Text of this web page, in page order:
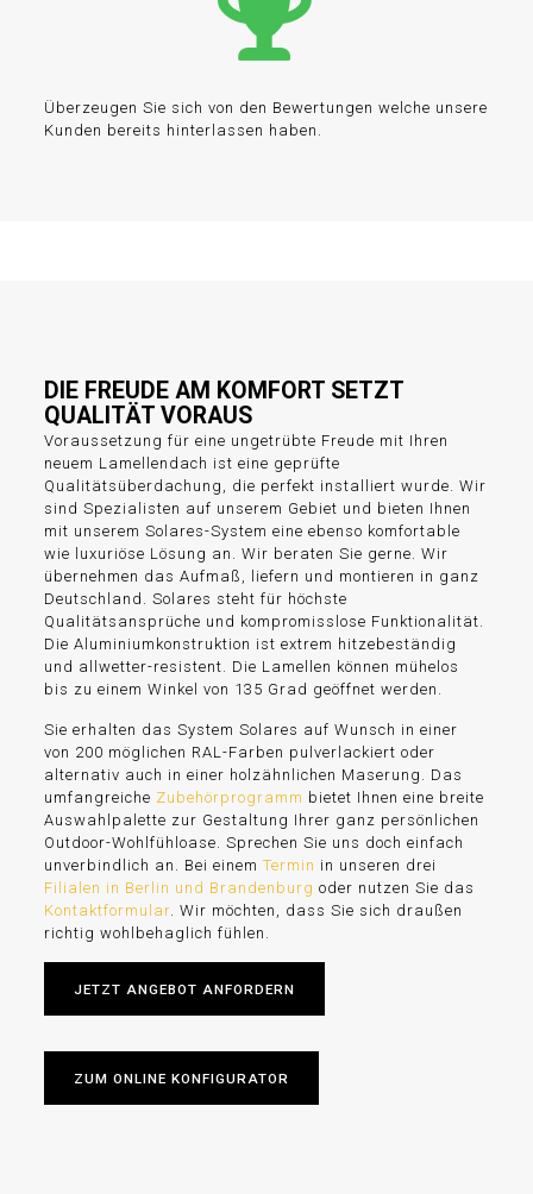
Überzeugen Sie sich von den Bewertungen welche unsere
Kunden bereits hinterlassen haben.
DIE FREUDE AM KOMFORT SETZT
QUALITÄT VORAUS
Voraussetzung für eine ungetrübte Freude mit Ihren
neuem Lamellendach ist eine geprüfte
Qualitätsüberdachung, die perfekt installiert wurde. Wir
sind Spezialisten auf unserem Gebiet und bieten Ihnen
mit unserem Solares-System eine ebenso komfortable
wie luxuriöse Lösung an. Wir beraten Sie gerne. Wir
übernehmen das Aufmaß, liefern und montieren in ganz
Deutschland. Solares steht für höchste
Qualitätsansprüche und kompromisslose Funktionalität.
Die Aluminiumkonstruktion ist extrem hitzebeständig
und allwetter-resistent. Die Lamellen können mühelos
bis zu einem Winkel von 135 Grad geöffnet werden.
Sie erhalten das System Solares auf Wunsch in einer
von 200 möglichen RAL-Farben pulverlackiert oder
alternativ auch in einer holzähnlichen Maserung. Das
umfangreiche Zubehörprogramm bietet Ihnen eine breite
Auswahlpalette zur Gestaltung Ihrer ganz persönlichen
Outdoor-Wohlfühloase. Sprechen Sie uns doch einfach
unverbindlich an. Bei einem Termin in unseren drei
Filialen in Berlin und Brandenburg oder nutzen Sie das
Kontaktformular. Wir möchten, dass Sie sich draußen
richtig wohlbehaglich fühlen.
JETZT ANGEBOT ANFORDERN
ZUM ONLINE KONFIGURATOR